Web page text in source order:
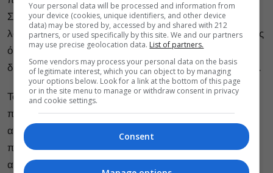
Σοφία Μπραϊμάκου, Δήμητρα Λουκά κ.α.). Οι
λογοτέχνες μας μιλούν για το έργο τους, τις πολλαπλές
όψεις του σύγχρονου λογοτεχνικού πεδίου και μας
διαβάζουν σύντομα αποσπάσματα από τα βιβλία τους.
Το 3ο Φεστιβάλ Λογοτεχνικής Performance, που
πραγματοποιείται από τις 21 έως τις 29 Νοεμβρίου,
αποτελεί μια απόπειρα διερεύνησης επί σκηνής του
παραλόγου στη λογοτεχνία ως φορέας ακρίβειας και
αλήθειας, μέσα από επτά ψηφιακές performances.
Your personal data will be processed and information from
your device (cookies, unique identifiers, and other device
data) may be stored by, accessed by and shared with 212
partners, or used specifically by this site. We and our partners
may use precise geolocation data. List of partners.
Some vendors may process your personal data on the basis
of legitimate interest, which you can object to by managing
your options below. Look for a link at the bottom of this page
or in the site menu to manage or withdraw consent in privacy
and cookie settings.
Consent